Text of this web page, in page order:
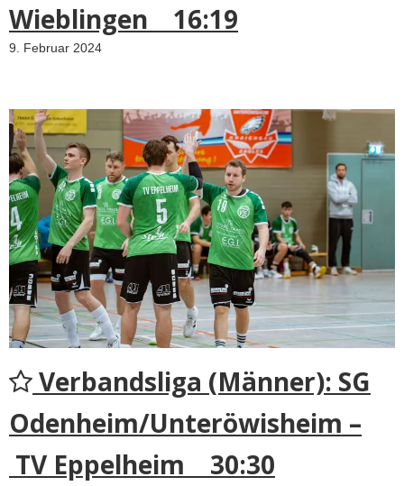
Wieblingen 16:19
9. Februar 2024
Verbandsliga (Männer): SG
Odenheim/Unteröwisheim –
TV Eppelheim 30:30